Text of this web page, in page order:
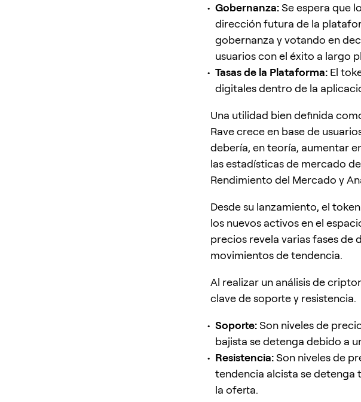
Gobernanza:Se espera que
dirección futura de la
gobernanza y votando en
usuarios con el éxito a largo
Tasas de la Plataforma: El
digitales dentro de la
Una utilidad bien definida
Rave crece en base de
debería, en teoría, aumentar
las estadísticas de mercado
Rendimiento del Mercado y
Desde su lanzamiento, el
los nuevos activos en el
precios revela varias fases
movimientos de tendencia.
Al realizar un análisis de
clave de soporte y resistencia.
Soporte:Son niveles de
bajista se detenga debido a
Resistencia:Son niveles de
tendencia alcista se
la oferta.